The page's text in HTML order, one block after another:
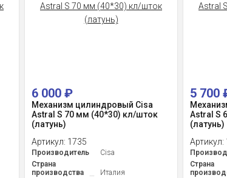
6 000 ₽
Механизм цилиндровый Cisa
Astral S 70 мм (40*30) кл/шток
(латунь)
Артикул: 1735
Производитель
Cisa
Страна
производства
Италия
5 700
Astral S
(латунь)
Артикул:
Страна